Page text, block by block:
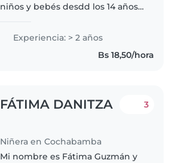
niños y bebés desdd los 14 años
niños de diversos rangos de
edad. Me encanta dibujar, leer..
Experiencia: > 2 años
Bs 18,50/hora
FÁTIMA DANITZA
Niñera en Cochabamba
3
Mi nombre es Fátima Guzmán y